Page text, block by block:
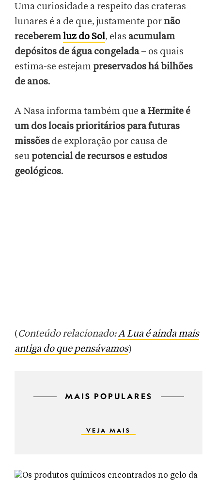
Uma curiosidade a respeito das crateras
lunares é a de que, justamente por não
receberemluz do Sol, elas acumulam
depósitos de água congelada– os quais
estima-se estejam preservadoshá bilhões
de anos.
A Nasa informa também que a Hermite é
um dos locais prioritários para futuras
missões de exploração por causa de
seu potencial de recursos e estudos
geológicos.
(Conteúdo relacionado:A Lua é ainda mais
antiga do que pensávamos)
MAIS POPULARES
VEJA MAIS